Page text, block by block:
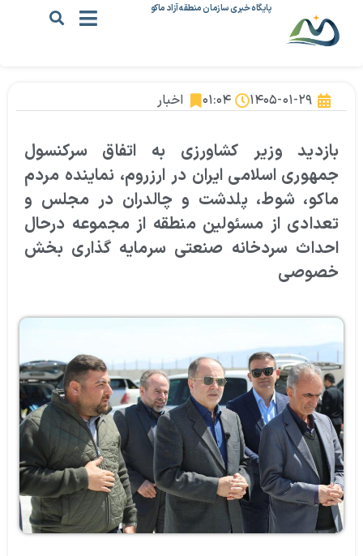
پایگاه خبری سازمان منطقه آزاد ماکو
۱۴۰۵-۰۱-۲۹ ۰۱:۰۴ اخبار
بازدید وزیر کشاورزی به اتفاق سرکنسول
جمهوری اسلامی ایران در ارزروم، نماینده مردم
ماکو، شوط، پلدشت و چالدران در مجلس و
تعدادی از مسئولین منطقه از مجموعه درحال
احداث سردخانه صنعتی سرمایه گذاری بخش
خصوصی